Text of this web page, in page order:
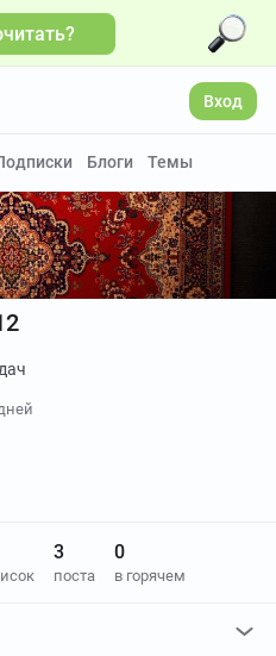
Вход
Блоги Темы
3
поста
0
в горячем